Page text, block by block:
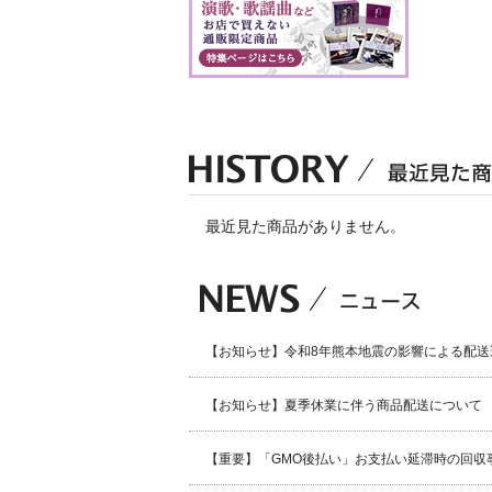
最近見た商品がありません。
【お知らせ】令和8年熊本地震の影響による配
【お知らせ】夏季休業に伴う商品配送について
【重要】「GMO後払い」お支払い延滞時の回